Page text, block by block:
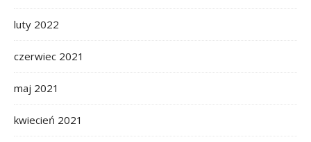
luty 2022
czerwiec 2021
maj 2021
kwiecień 2021